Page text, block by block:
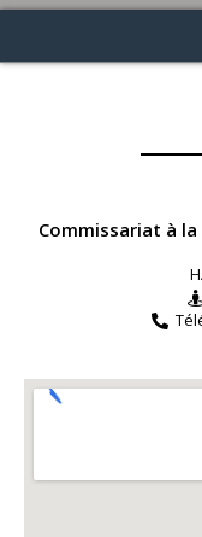
Commissariat à